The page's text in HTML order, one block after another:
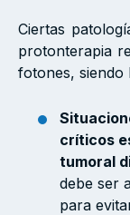
Ciertas
protonterapia
fotones, siendo
críticos
tumoral
debe ser
para